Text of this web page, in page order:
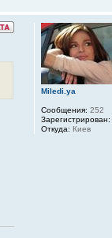
Miledi.ya
Сообщения: 252
Зарегистрирован:
Откуда: Киев